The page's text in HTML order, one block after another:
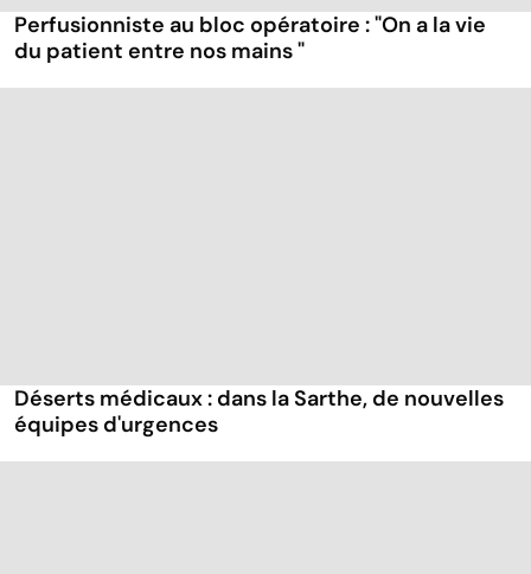
Perfusionniste au bloc opératoire : "On a la vie
du patient entre nos mains "
Déserts médicaux : dans la Sarthe, de nouvelles
équipes d'urgences